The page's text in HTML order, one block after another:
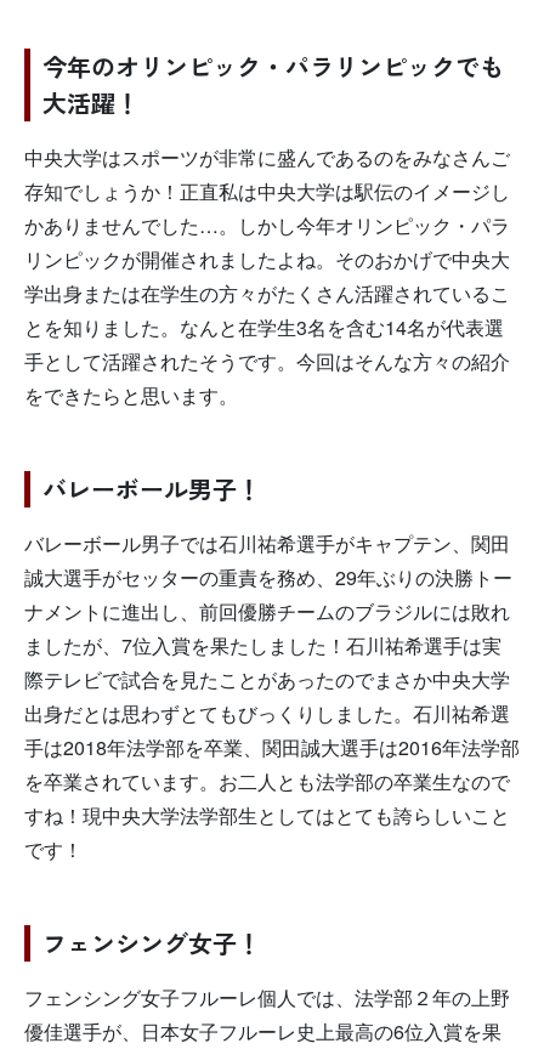
今年のオリンピック・パラリンピックでも
大活躍！
中央大学はスポーツが非常に盛んであるのをみなさんご
存知でしょうか！正直私は中央大学は駅伝のイメージし
かありませんでした…。しかし今年オリンピック・パラ
リンピックが開催されましたよね。そのおかげで中央大
学出身または在学生の方々がたくさん活躍されているこ
とを知りました。なんと在学生3名を含む14名が代表選
手として活躍されたそうです。今回はそんな方々の紹介
をできたらと思います。
バレーボール男子！
バレーボール男子では石川祐希選手がキャプテン、関田
誠大選手がセッターの重責を務め、29年ぶりの決勝トー
ナメントに進出し、前回優勝チームのブラジルには敗れ
ましたが、7位入賞を果たしました！石川祐希選手は実
際テレビで試合を見たことがあったのでまさか中央大学
出身だとは思わずとてもびっくりしました。石川祐希選
手は2018年法学部を卒業、関田誠大選手は2016年法学部
を卒業されています。お二人とも法学部の卒業生なので
すね！現中央大学法学部生としてはとても誇らしいこと
です！
フェンシング女子！
フェンシング女子フルーレ個人では、法学部２年の上野
優佳選手が、日本女子フルーレ史上最高の6位入賞を果